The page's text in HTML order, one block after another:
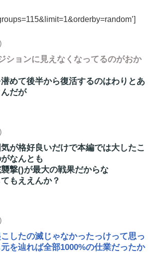
ションに見えなくなってるのがおか
めて後半から復活するのはわりとあ
だが
が格好良いだけで本編では大したこ
なんとも
撃()が最大の戦果だからな
もええんか？
したの滅じゃなかったっけって思っ
を辿れば全部1000%の仕業だったか